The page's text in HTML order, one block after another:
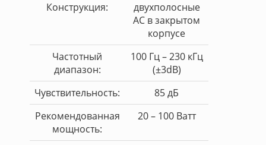
Конструкция:
двухполосные
АС в закрытом
корпусе
Частотный
диапазон:
100 Гц – 230 кГц
(±3dB)
Чувствительность:
85 дБ
Рекомендованная
мощность:
20 – 100 Ватт